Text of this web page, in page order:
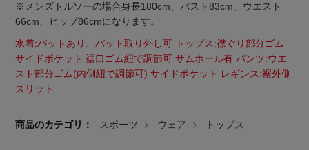
ベーシックとトレンドが交差する16の名品
※メンズトルソーの場合身長180cm、バスト83cm、ウエスト
66cm、ヒップ86cmになります。
水着:パットあり、パット取り外し可 トップス:襟ぐり部分ゴム
サイドポケット 裾口ゴム紐で調節可 サムホール有 パンツ:ウエ
スト部分ゴム(内側紐で調節可) サイドポケット レギンス:裾外側
スリット
商品のカテゴリ： スポーツ ウェア トップス